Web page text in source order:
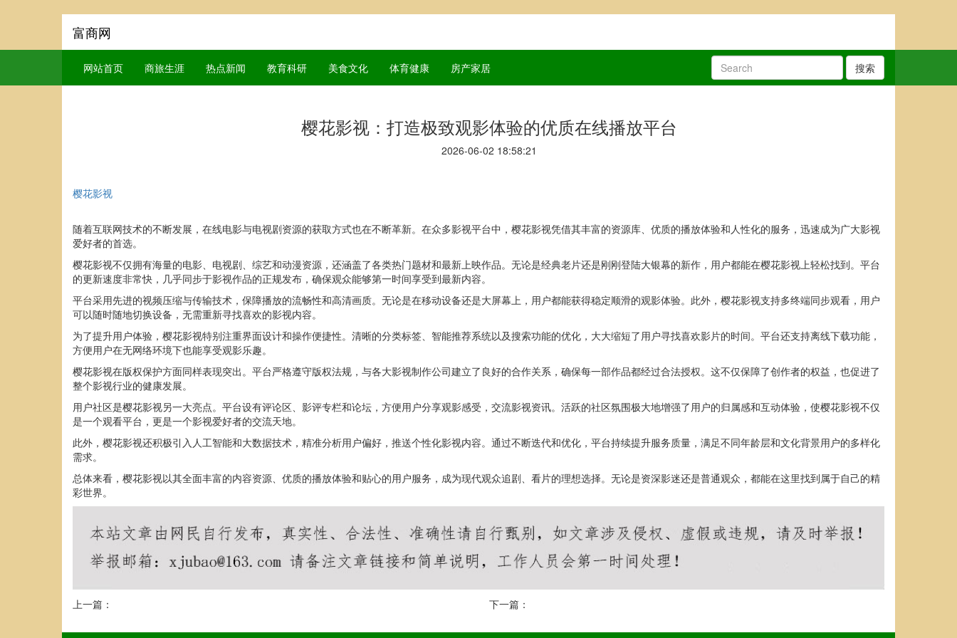
富商网
网站首页 商旅生涯 热点新闻 教育科研 美食文化 体育健康 房产家居 搜索
樱花影视：打造极致观影体验的优质在线播放平台
2026-06-02 18:58:21
樱花影视
随着互联网技术的不断发展，在线电影与电视剧资源的获取方式也在不断革新。在众多影视平台中，樱花影视凭借其丰富的资源库、优质的播放体验和人性化的服务，迅速成为广大影视
爱好者的首选。
樱花影视不仅拥有海量的电影、电视剧、综艺和动漫资源，还涵盖了各类热门题材和最新上映作品。无论是经典老片还是刚刚登陆大银幕的新作，用户都能在樱花影视上轻松找到。平台
的更新速度非常快，几乎同步于影视作品的正规发布，确保观众能够第一时间享受到最新内容。
平台采用先进的视频压缩与传输技术，保障播放的流畅性和高清画质。无论是在移动设备还是大屏幕上，用户都能获得稳定顺滑的观影体验。此外，樱花影视支持多终端同步观看，用户
可以随时随地切换设备，无需重新寻找喜欢的影视内容。
为了提升用户体验，樱花影视特别注重界面设计和操作便捷性。清晰的分类标签、智能推荐系统以及搜索功能的优化，大大缩短了用户寻找喜欢影片的时间。平台还支持离线下载功能，
方便用户在无网络环境下也能享受观影乐趣。
樱花影视在版权保护方面同样表现突出。平台严格遵守版权法规，与各大影视制作公司建立了良好的合作关系，确保每一部作品都经过合法授权。这不仅保障了创作者的权益，也促进了
整个影视行业的健康发展。
用户社区是樱花影视另一大亮点。平台设有评论区、影评专栏和论坛，方便用户分享观影感受，交流影视资讯。活跃的社区氛围极大地增强了用户的归属感和互动体验，使樱花影视不仅
是一个观看平台，更是一个影视爱好者的交流天地。
此外，樱花影视还积极引入人工智能和大数据技术，精准分析用户偏好，推送个性化影视内容。通过不断迭代和优化，平台持续提升服务质量，满足不同年龄层和文化背景用户的多样化
需求。
总体来看，樱花影视以其全面丰富的内容资源、优质的播放体验和贴心的用户服务，成为现代观众追剧、看片的理想选择。无论是资深影迷还是普通观众，都能在这里找到属于自己的精
彩世界。
上一篇： 下一篇：